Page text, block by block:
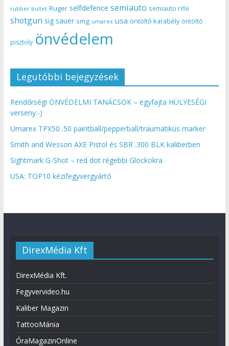
rubber bullet Ruger selfdefence semiauto semiauto rifle
shotgun sig sauer smg umarex usa öntöltő karabély öntöltő
pisztoly önvédelem
Legutóbbi bejegyzések
Rendőrségi ÖNVÉDELMI TANÁCSOK – egyfajta HÜLYESÉGI
verseny:-)
Umarex TPX50 .50 paintball/pepperball/traumatikus marker
Smith and Wesson AXE Pistol és SBR .300 BLK kaliberben
Sightmark G-Shot – red dot régebbi Glockokra
USA: TOP10 kézifegyvergyártó
DirexMédia Kft
DirexMédia Kft.
Fegyvervideo.hu
Kaliber Magazin
TattooMánia
ÓraMagazinOnline